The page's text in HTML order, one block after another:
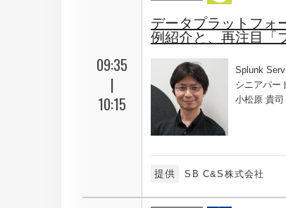
09:35
|
10:15
データプラットフォ
例紹介と、再注目「
Splunk
シニアパー
小松原 貴司
提供 SB C&S株式会社